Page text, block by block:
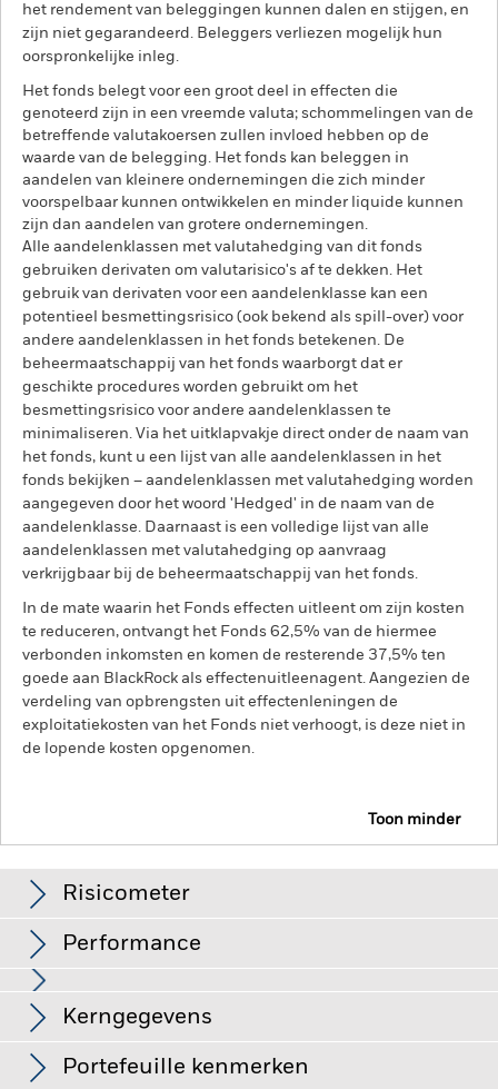
het rendement van beleggingen kunnen dalen en stijgen, en
zijn niet gegarandeerd. Beleggers verliezen mogelijk hun
oorspronkelijke inleg.
Het fonds belegt voor een groot deel in effecten die
genoteerd zijn in een vreemde valuta; schommelingen van de
betreffende valutakoersen zullen invloed hebben op de
waarde van de belegging. Het fonds kan beleggen in
aandelen van kleinere ondernemingen die zich minder
voorspelbaar kunnen ontwikkelen en minder liquide kunnen
zijn dan aandelen van grotere ondernemingen.
Alle aandelenklassen met valutahedging van dit fonds
gebruiken derivaten om valutarisico's af te dekken. Het
gebruik van derivaten voor een aandelenklasse kan een
potentieel besmettingsrisico (ook bekend als spill-over) voor
andere aandelenklassen in het fonds betekenen. De
beheermaatschappij van het fonds waarborgt dat er
geschikte procedures worden gebruikt om het
besmettingsrisico voor andere aandelenklassen te
minimaliseren. Via het uitklapvakje direct onder de naam van
het fonds, kunt u een lijst van alle aandelenklassen in het
fonds bekijken – aandelenklassen met valutahedging worden
aangegeven door het woord 'Hedged' in de naam van de
aandelenklasse. Daarnaast is een volledige lijst van alle
aandelenklassen met valutahedging op aanvraag
verkrijgbaar bij de beheermaatschappij van het fonds.
In de mate waarin het Fonds effecten uitleent om zijn kosten
te reduceren, ontvangt het Fonds 62,5% van de hiermee
verbonden inkomsten en komen de resterende 37,5% ten
goede aan BlackRock als effectenuitleenagent. Aangezien de
verdeling van opbrengsten uit effectenleningen de
exploitatiekosten van het Fonds niet verhoogt, is deze niet in
de lopende kosten opgenomen.
Toon minder
Risicometer
Performance
Volledige grafiek bekijken
Het beleggingsrisico is geconcentreerd in specifieke
sectoren, landen, valuta's of bedrijven. Dit betekent dat het
Fonds gevoeliger is voor lokale economische, markt-,
politieke, duurzaamheids- of regelgevingsgebeurtenissen.
Kerngegevens
Fondsomvang
Portefeuille kenmerken